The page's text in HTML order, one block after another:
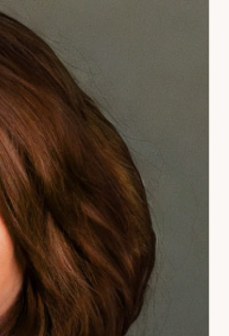
решений — когда не
негативных влияний
практика —
снять то, что создаёт
движение. Если
разобраться.